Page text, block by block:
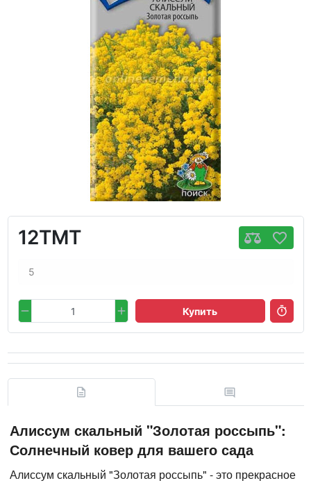
12TMT
5
Купить
Алиссум скальный "Золотая россыпь":
Солнечный ковер для вашего сада
Алиссум скальный "Золотая россыпь" - это прекрасное